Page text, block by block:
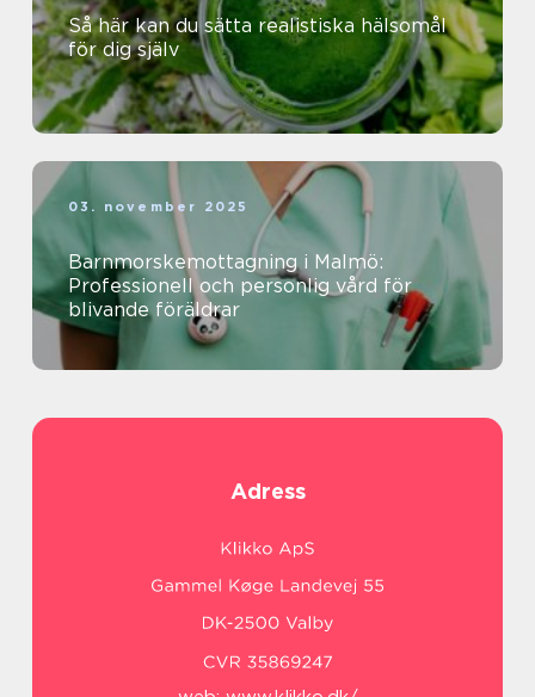
Så här kan du sätta realistiska hälsomål
för dig själv
03. november 2025
Barnmorskemottagning i Malmö:
Professionell och personlig vård för
blivande föräldrar
Adress